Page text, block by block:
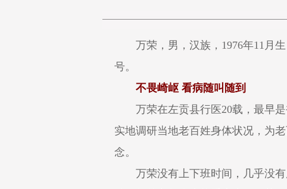
万荣，男，汉族，1976年11月生
号。
不畏崎岖 看病随叫随到
万荣在左贡县行医20载，最早是
实地调研当地老百姓身体状况，为
念。
万荣没有上下班时间，几乎没有